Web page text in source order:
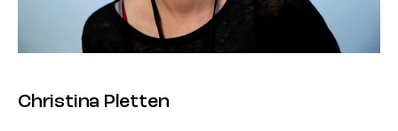
Christina Pletten